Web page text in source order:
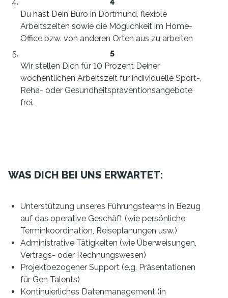
Du hast Dein Büro in Dortmund, flexible
Arbeitszeiten sowie die Möglichkeit im Home-
Office bzw. von anderen Orten aus zu arbeiten
Wir stellen Dich für 10 Prozent Deiner
wöchentlichen Arbeitszeit für individuelle Sport-,
Reha- oder Gesundheitspräventionsangebote
frei.
WAS DICH BEI UNS ERWARTET:
Unterstützung unseres Führungsteams in Bezug
auf das operative Geschäft (wie persönliche
Terminkoordination, Reiseplanungen usw.)
Administrative Tätigkeiten (wie Überweisungen,
Vertrags- oder Rechnungswesen)
Projektbezogener Support (e.g. Präsentationen
für Gen Talents)
Kontinuierliches Datenmanagement (in